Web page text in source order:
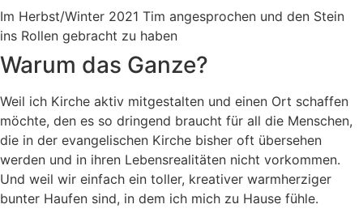
Im Herbst/Winter 2021 Tim angesprochen und den Stein
ins Rollen gebracht zu haben
Warum das Ganze?
Weil ich Kirche aktiv mitgestalten und einen Ort schaffen
möchte, den es so dringend braucht für all die Menschen,
die in der evangelischen Kirche bisher oft übersehen
werden und in ihren Lebensrealitäten nicht vorkommen.
Und weil wir einfach ein toller, kreativer warmherziger
bunter Haufen sind, in dem ich mich zu Hause fühle.